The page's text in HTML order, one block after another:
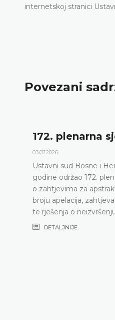
internetskoj stranici
Povezani
172. plenarna
03.07.2026.
Ustavni sud Bosne i
godine održao 172.
o zahtjevima za
broju apelacija,
te rješenja o
DETALJNIJE